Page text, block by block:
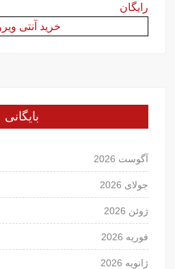
رایگان
خرید آنتی
بایگانی
آگوست 2026
جولای 2026
ژوئن 2026
فوریه 2026
ژانویه 2026